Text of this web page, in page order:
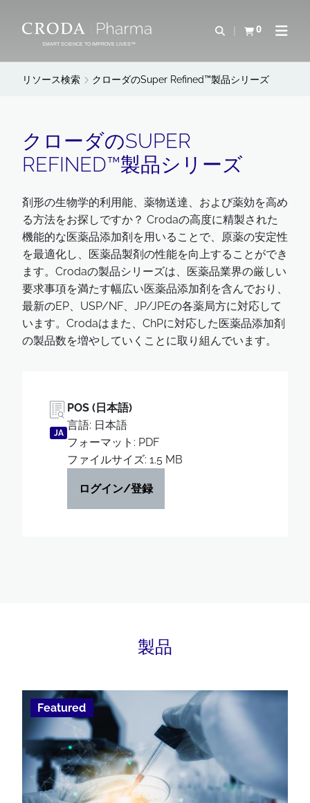
ン
ー
SMART SCIENCE TO IMPROVE LIVES™
検索を開く
0
カートを確認す
ナビ
リソース検索 クローダのSuper Refined™製品シリーズ
クローダのSUPER
REFINED™製品シリーズ
剤形の生物学的利用能、薬物送達、および薬効を高め
る方法をお探しですか？ Crodaの高度に精製された
機能的な医薬品添加剤を用いることで、原薬の安定性
を最適化し、医薬品製剤の性能を向上することができ
ます。Crodaの製品シリーズは、医薬品業界の厳しい
要求事項を満たす幅広い医薬品添加剤を含んでおり、
最新のEP、USP/NF、JP/JPEの各薬局方に対応して
います。Crodaはまた、ChPに対応した医薬品添加剤
の製品数を増やしていくことに取り組んでいます。
JA
POS (日本語)
言語: 日本語
フォーマット: PDF
ファイルサイズ: 1.5 MB
ログイン/登録
製品
Featured